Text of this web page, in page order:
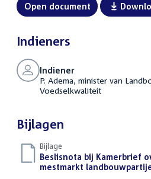
Open document
Indieners
Indiener
P. Adema, minister van
Voedselkwaliteit
Bijlagen
Bijlage
Download
bestand:
Beslisnota bij Kamerbrief
mestmarkt